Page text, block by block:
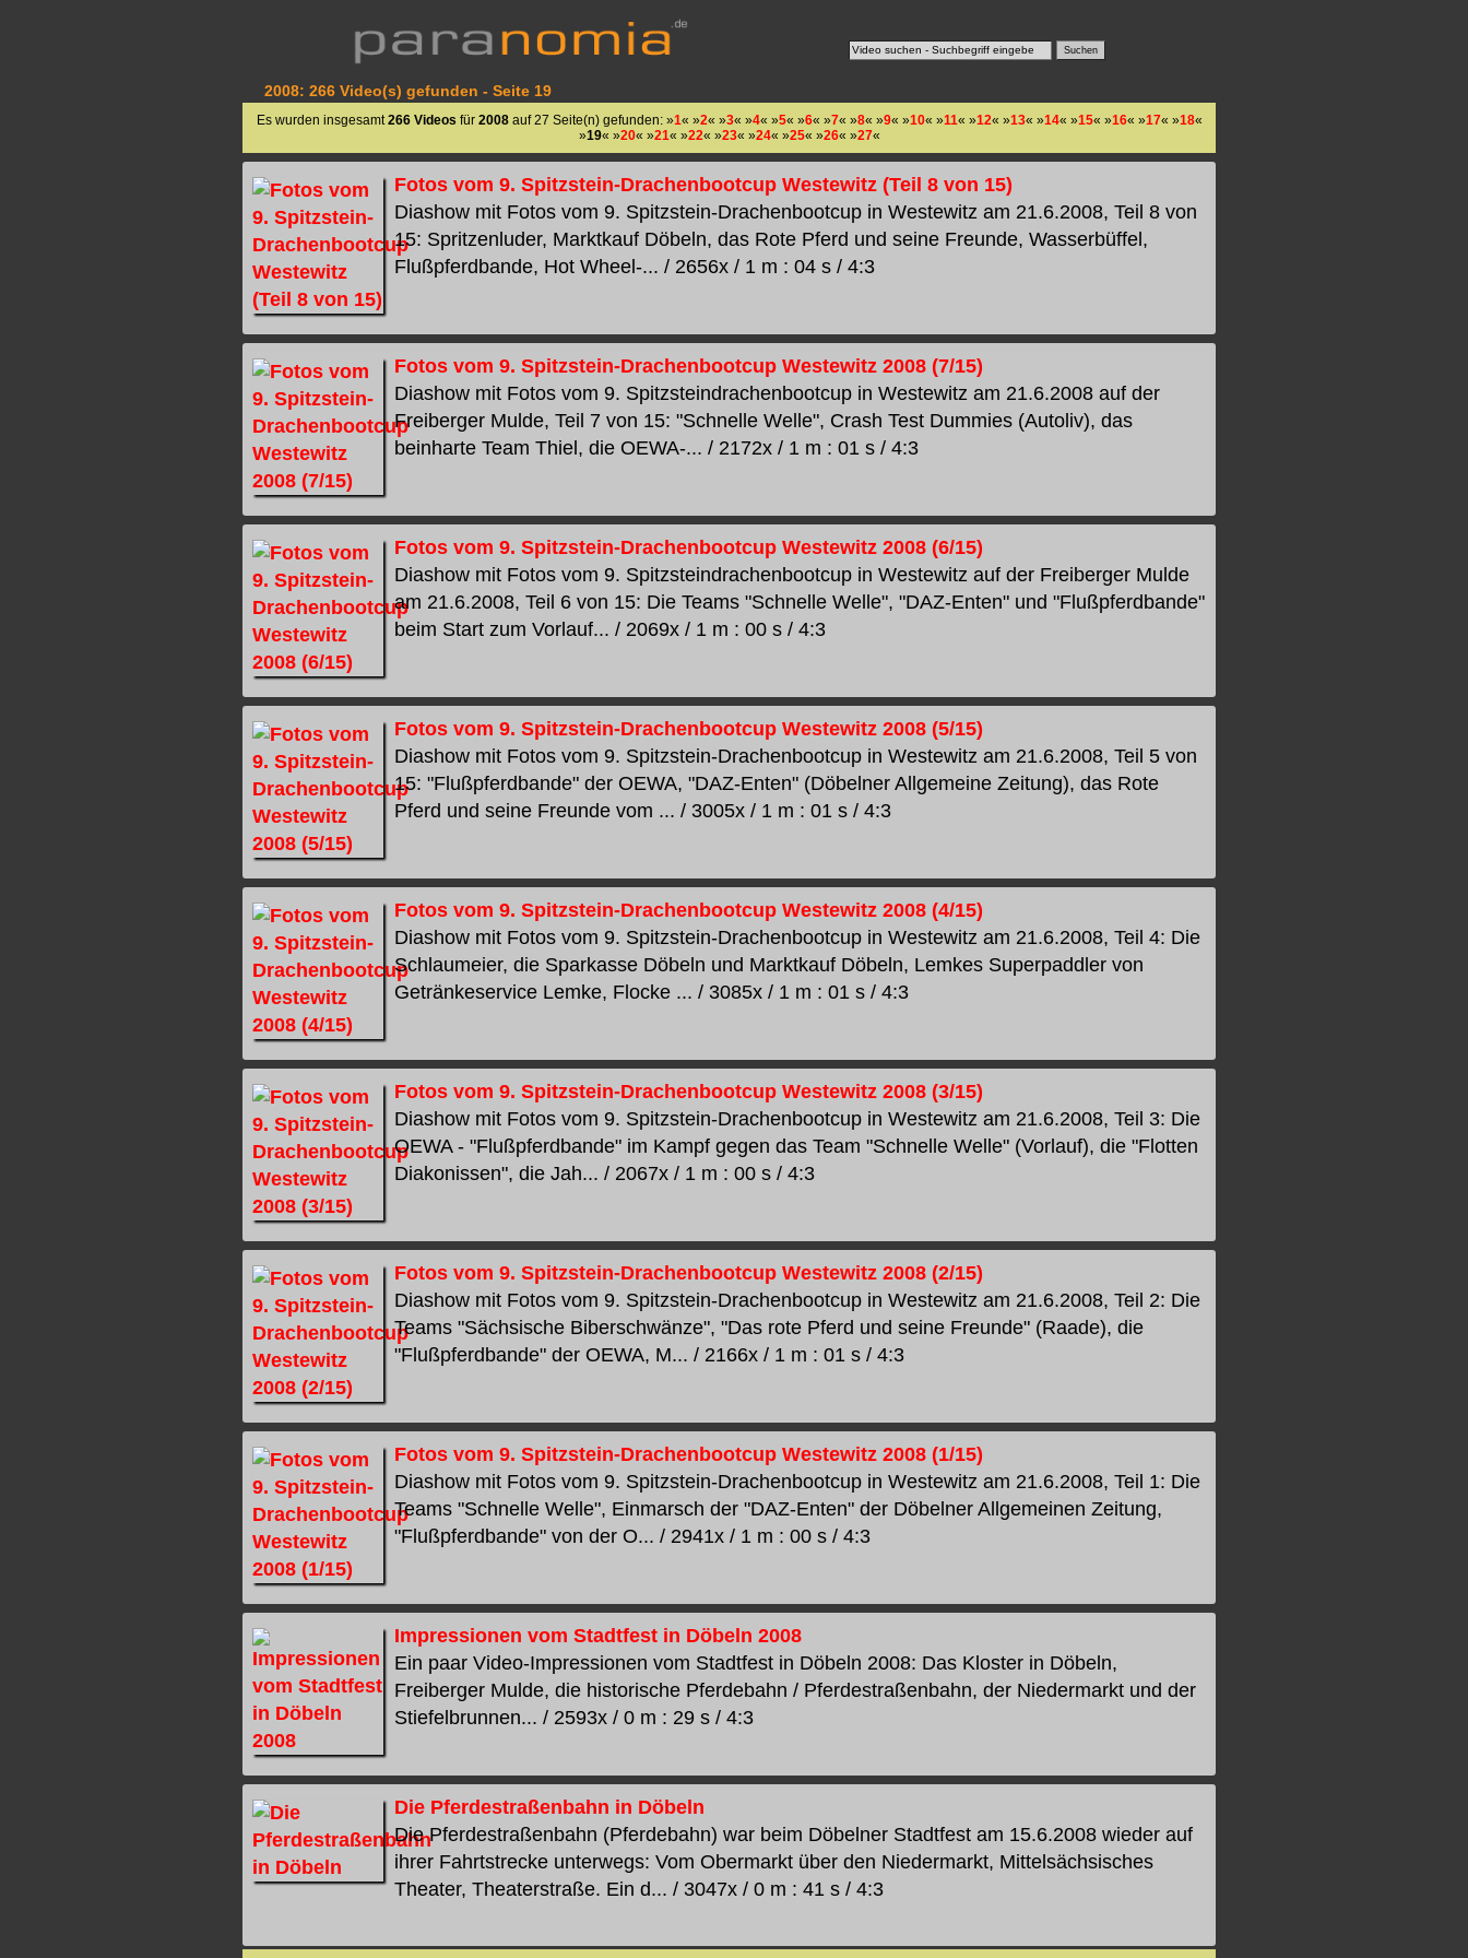
2008: 266 Video(s) gefunden - Seite 19
Es wurden insgesamt266 Videos für 2008auf 27 Seite(n) gefunden: »1« »2« »3« »4« »5« »6« »7« »8« »9« »10« »11« »12« »13« »14« »15« »16« »17« »18«
»19« »20« »21« »22« »23« »24« »25« »26« »27«
Fotos vom 9. Spitzstein-Drachenbootcup Westewitz (Teil 8 von 15)
Diashow mit Fotos vom 9. Spitzstein-Drachenbootcup in Westewitz am 21.6.2008, Teil 8 von
15: Spritzenluder, Marktkauf Döbeln, das Rote Pferd und seine Freunde, Wasserbüffel,
Flußpferdbande, Hot Wheel-... / 2656x / 1 m : 04 s / 4:3
Fotos vom 9. Spitzstein-Drachenbootcup Westewitz 2008 (7/15)
Diashow mit Fotos vom 9. Spitzsteindrachenbootcup in Westewitz am 21.6.2008 auf der
Freiberger Mulde, Teil 7 von 15: "Schnelle Welle", Crash Test Dummies (Autoliv), das
beinharte Team Thiel, die OEWA-... / 2172x / 1 m : 01 s / 4:3
Fotos vom 9. Spitzstein-Drachenbootcup Westewitz 2008 (6/15)
Diashow mit Fotos vom 9. Spitzsteindrachenbootcup in Westewitz auf der Freiberger Mulde
am 21.6.2008, Teil 6 von 15: Die Teams "Schnelle Welle", "DAZ-Enten" und "Flußpferdbande"
beim Start zum Vorlauf... / 2069x / 1 m : 00 s / 4:3
Fotos vom 9. Spitzstein-Drachenbootcup Westewitz 2008 (5/15)
Diashow mit Fotos vom 9. Spitzstein-Drachenbootcup in Westewitz am 21.6.2008, Teil 5 von
15: "Flußpferdbande" der OEWA, "DAZ-Enten" (Döbelner Allgemeine Zeitung), das Rote
Pferd und seine Freunde vom ... / 3005x / 1 m : 01 s / 4:3
Fotos vom 9. Spitzstein-Drachenbootcup Westewitz 2008 (4/15)
Diashow mit Fotos vom 9. Spitzstein-Drachenbootcup in Westewitz am 21.6.2008, Teil 4: Die
Schlaumeier, die Sparkasse Döbeln und Marktkauf Döbeln, Lemkes Superpaddler von
Getränkeservice Lemke, Flocke ... / 3085x / 1 m : 01 s / 4:3
Fotos vom 9. Spitzstein-Drachenbootcup Westewitz 2008 (3/15)
Diashow mit Fotos vom 9. Spitzstein-Drachenbootcup in Westewitz am 21.6.2008, Teil 3: Die
OEWA - "Flußpferdbande" im Kampf gegen das Team "Schnelle Welle" (Vorlauf), die "Flotten
Diakonissen", die Jah... / 2067x / 1 m : 00 s / 4:3
Fotos vom 9. Spitzstein-Drachenbootcup Westewitz 2008 (2/15)
Diashow mit Fotos vom 9. Spitzstein-Drachenbootcup in Westewitz am 21.6.2008, Teil 2: Die
Teams "Sächsische Biberschwänze", "Das rote Pferd und seine Freunde" (Raade), die
"Flußpferdbande" der OEWA, M... / 2166x / 1 m : 01 s / 4:3
Fotos vom 9. Spitzstein-Drachenbootcup Westewitz 2008 (1/15)
Diashow mit Fotos vom 9. Spitzstein-Drachenbootcup in Westewitz am 21.6.2008, Teil 1: Die
Teams "Schnelle Welle", Einmarsch der "DAZ-Enten" der Döbelner Allgemeinen Zeitung,
"Flußpferdbande" von der O... / 2941x / 1 m : 00 s / 4:3
Impressionen vom Stadtfest in Döbeln 2008
Ein paar Video-Impressionen vom Stadtfest in Döbeln 2008: Das Kloster in Döbeln,
Freiberger Mulde, die historische Pferdebahn / Pferdestraßenbahn, der Niedermarkt und der
Stiefelbrunnen... / 2593x / 0 m : 29 s / 4:3
Die Pferdestraßenbahn in Döbeln
Die Pferdestraßenbahn (Pferdebahn) war beim Döbelner Stadtfest am 15.6.2008 wieder auf
ihrer Fahrtstrecke unterwegs: Vom Obermarkt über den Niedermarkt, Mittelsächsisches
Theater, Theaterstraße. Ein d... / 3047x / 0 m : 41 s / 4:3